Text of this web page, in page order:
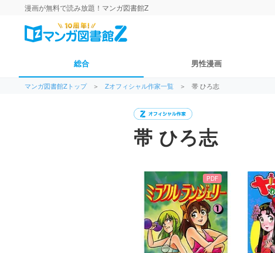
漫画が無料で読み放題！マンガ図書館Z
総合 男性漫画
マンガ図書館Zトップ ＞ Zオフィシャル作家一覧 ＞ 帯 ひろ志
帯 ひろ志
PDF